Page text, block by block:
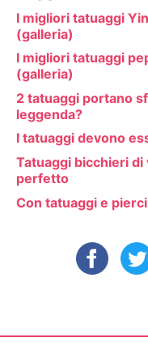
I migliori tatuaggi
(galleria)
I migliori tatuaggi
(galleria)
2 tatuaggi portano
leggenda?
I tatuaggi devono
Tatuaggi bicchieri
perfetto
Con tatuaggi e